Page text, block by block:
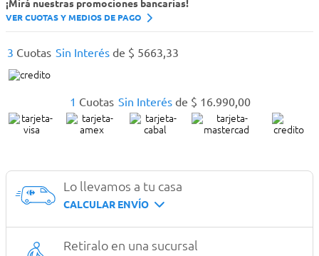
¡Mirá nuestras promociones bancarias!
VER CUOTAS Y MEDIOS DE PAGO
1 Cuotas Sin Interés de $ 16.990,00
3 Cuotas Sin Interés de $ 5663,33
Lo llevamos a tu casa
CALCULAR ENVÍO
Retiralo en una sucursal